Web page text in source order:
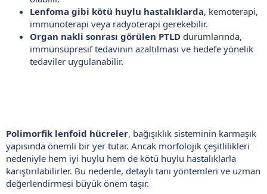
Lenfoma gibi kötü huylu hastalıklarda, kemoterapi,
immünoterapi veya radyoterapi gerekebilir.
Organ nakli sonrası görülen PTLD durumlarında,
immünsüpresif tedavinin azaltılması ve hedefe yönelik
tedaviler uygulanabilir.
Polimorfik lenfoid hücreler, bağışıklık sisteminin karmaşık
yapısında önemli bir yer tutar. Ancak morfolojik çeşitlilikleri
nedeniyle hem iyi huylu hem de kötü huylu hastalıklarla
karıştırılabilirler. Bu nedenle, detaylı tanı yöntemleri ve uzman
değerlendirmesi büyük önem taşır.